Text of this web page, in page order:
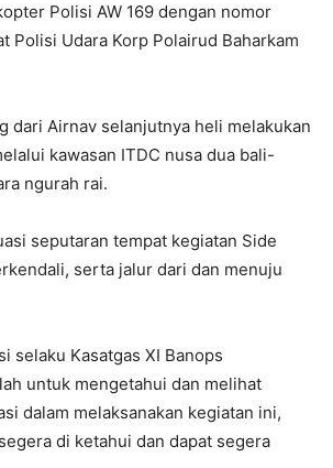
Polisi AW 169 dengan nomor
Polisi Udara Korp Polairud Baharkam
dari Airnav selanjutnya heli melakukan
kawasan ITDC nusa dua bali-
ngurah rai.
seputaran tempat kegiatan Side
serta jalur dari dan menuju
selaku Kasatgas XI Banops
untuk mengetahui dan melihat
dalam melaksanakan kegiatan ini,
di ketahui dan dapat segera